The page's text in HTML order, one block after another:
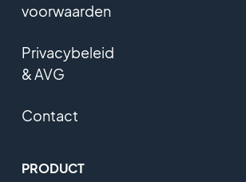
voorwaarden
Privacybeleid
& AVG
Contact
PRODUCT